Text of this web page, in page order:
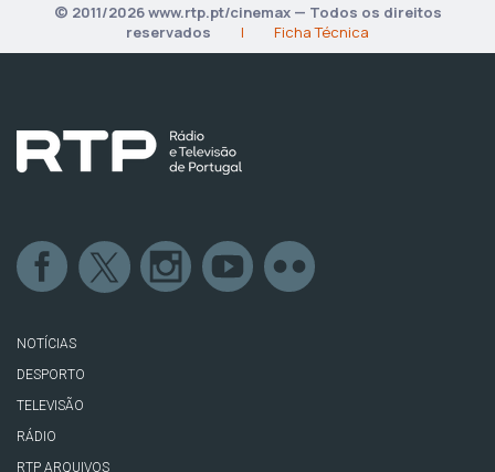
© 2011/2026 www.rtp.pt/cinemax — Todos os direitos
reservados
| Ficha Técnica
NOTÍCIAS
DESPORTO
TELEVISÃO
RÁDIO
RTP ARQUIVOS